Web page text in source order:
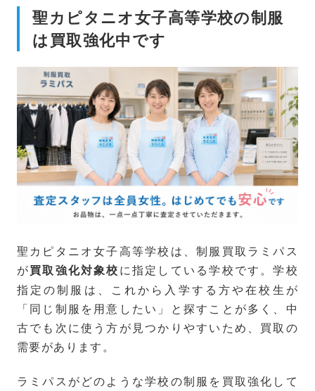
聖カピタニオ女子高等学校の制服
は買取強化中です
聖カピタニオ女子高等学校は、制服買取ラミパス
が買取強化対象校に指定している学校です。学校
指定の制服は、これから入学する方や在校生が
「同じ制服を用意したい」と探すことが多く、中
古でも次に使う方が見つかりやすいため、買取の
需要があります。
ラミパスがどのような学校の制服を買取強化して